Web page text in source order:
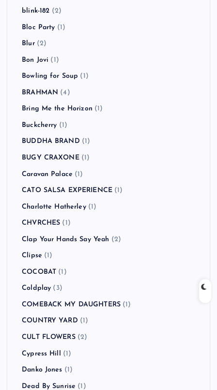
blink-182 (2)
Bloc Party (1)
Blur(2)
Bon Jovi (1)
Bowling for Soup (1)
BRAHMAN (4)
Bring Me the Horizon (1)
Buckcherry (1)
BUDDHA BRAND (1)
BUGY CRAXONE(1)
Caravan Palace (1)
CATO SALSA EXPERIENCE (1)
Charlotte Hatherley(1)
CHVRCHES (1)
Clap Your Hands Say Yeah (2)
Clipse (1)
COCOBAT (1)
Coldplay (3)
COMEBACK MY DAUGHTERS (1)
COUNTRY YARD (1)
CULT FLOWERS(2)
Cypress Hill (1)
Danko Jones (1)
Dead By Sunrise (1)